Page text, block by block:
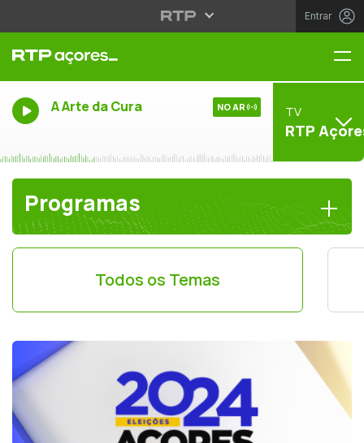
Entrar
A Arte da Cura NO AR TV
RTP
Programas
Todos os Temas